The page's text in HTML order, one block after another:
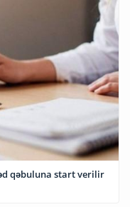
qəbuluna start verilir